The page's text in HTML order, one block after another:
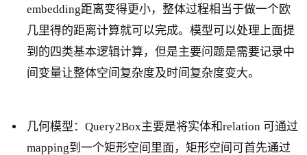
embedding距离变得更小，整体过程相当于做一个欧
几里得的距离计算就可以完成。模型可以处理上面提
到的四类基本逻辑计算，但是主要问题是需要记录中
间变量让整体空间复杂度及时间复杂度变大。
几何模型：Query2Box主要是将实体和relation 可通过
mapping到一个矩形空间里面，矩形空间可首先通过